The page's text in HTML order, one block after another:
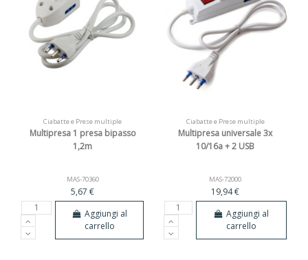
Ciabatte e Prese multiple
Multipresa 1 presa bipasso
1,2m
MAS-70360
5,67 €
Aggiungi al
carrello
Ciabatte e Prese multiple
Multipresa universale 3x
10/16a + 2 USB
MAS-72000
19,94 €
Aggiungi al
carrello